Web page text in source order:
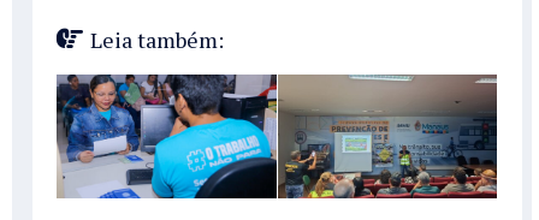
Leia também: